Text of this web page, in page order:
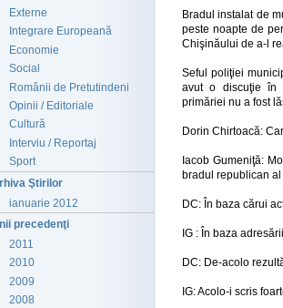
Externe
Integrare Europeană
Economie
Social
Românii de Pretutindeni
Opinii / Editoriale
Cultură
Interviu / Reportaj
Sport
Ştirilor
ianuarie 2012
precedenţi
2011
2010
2009
2008
Bradul instalat de
peste noapte de
Chişinăului de a-l
Seful poliţiei
avut o discuţie în
primăriei nu a fost
Dorin Chirtoacă:
Iacob Gumeniţă:
bradul republican al
DC: În baza cărui
IG : În baza
DC: De-acolo
IG: Acolo-i scris